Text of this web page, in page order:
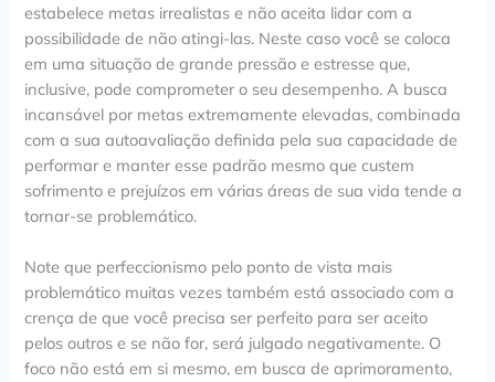
estabelece metas irrealistas e não aceita lidar com a
possibilidade de não atingi-las. Neste caso você se coloca
em uma situação de grande pressão e estresse que,
inclusive, pode comprometer o seu desempenho. A busca
incansável por metas extremamente elevadas, combinada
com a sua autoavaliação definida pela sua capacidade de
performar e manter esse padrão mesmo que custem
sofrimento e prejuízos em várias áreas de sua vida tende a
tornar-se problemático.
Note que perfeccionismo pelo ponto de vista mais
problemático muitas vezes também está associado com a
crença de que você precisa ser perfeito para ser aceito
pelos outros e se não for, será julgado negativamente. O
foco não está em si mesmo, em busca de aprimoramento,